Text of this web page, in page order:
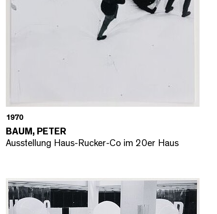
1970
BAUM, PETER
Ausstellung Haus-Rucker-Co im 20er Haus